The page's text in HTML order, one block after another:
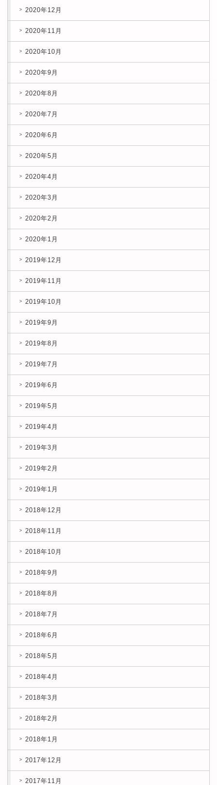
2020年12月
2020年11月
2020年10月
2020年9月
2020年8月
2020年7月
2020年6月
2020年5月
2020年4月
2020年3月
2020年2月
2020年1月
2019年12月
2019年11月
2019年10月
2019年9月
2019年8月
2019年7月
2019年6月
2019年5月
2019年4月
2019年3月
2019年2月
2019年1月
2018年12月
2018年11月
2018年10月
2018年9月
2018年8月
2018年7月
2018年6月
2018年5月
2018年4月
2018年3月
2018年2月
2018年1月
2017年12月
2017年11月